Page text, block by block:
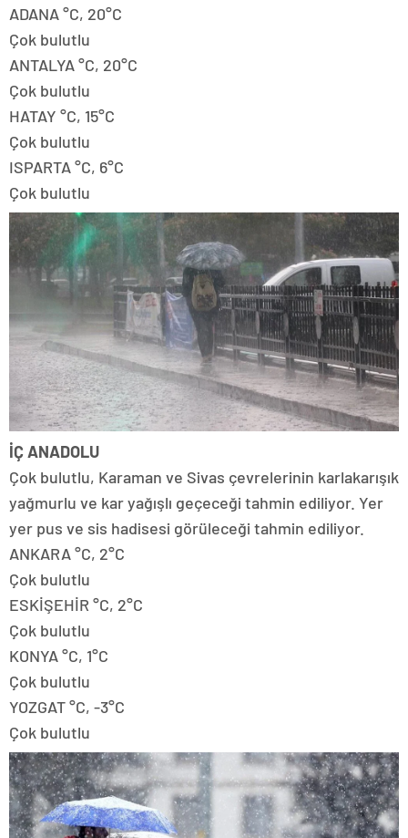
ADANA °C, 20°C
Çok bulutlu
ANTALYA °C, 20°C
Çok bulutlu
HATAY °C, 15°C
Çok bulutlu
ISPARTA °C, 6°C
Çok bulutlu
İÇ ANADOLU
Çok bulutlu, Karaman ve Sivas çevrelerinin karlakarışık
yağmurlu ve kar yağışlı geçeceği tahmin ediliyor. Yer
yer pus ve sis hadisesi görüleceği tahmin ediliyor.
ANKARA °C, 2°C
Çok bulutlu
ESKİŞEHİR °C, 2°C
Çok bulutlu
KONYA °C, 1°C
Çok bulutlu
YOZGAT °C, -3°C
Çok bulutlu